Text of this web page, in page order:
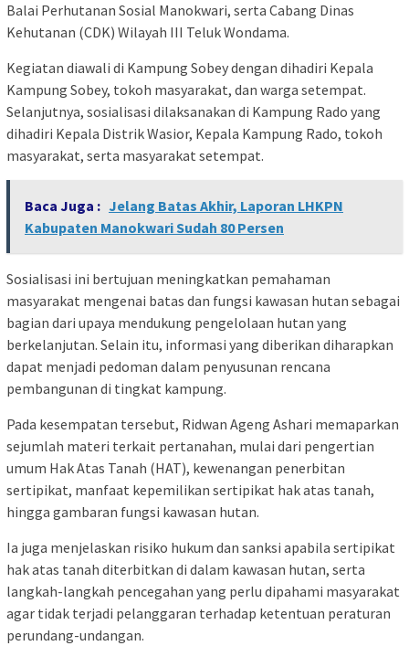
Balai Perhutanan Sosial Manokwari, serta Cabang Dinas
Kehutanan (CDK) Wilayah III Teluk Wondama.
Kegiatan diawali di Kampung Sobey dengan dihadiri Kepala
Kampung Sobey, tokoh masyarakat, dan warga setempat.
Selanjutnya, sosialisasi dilaksanakan di Kampung Rado yang
dihadiri Kepala Distrik Wasior, Kepala Kampung Rado, tokoh
masyarakat, serta masyarakat setempat.
Baca Juga : Jelang Batas Akhir, Laporan LHKPN
Kabupaten Manokwari Sudah 80 Persen
Sosialisasi ini bertujuan meningkatkan pemahaman
masyarakat mengenai batas dan fungsi kawasan hutan sebagai
bagian dari upaya mendukung pengelolaan hutan yang
berkelanjutan. Selain itu, informasi yang diberikan diharapkan
dapat menjadi pedoman dalam penyusunan rencana
pembangunan di tingkat kampung.
Pada kesempatan tersebut, Ridwan Ageng Ashari memaparkan
sejumlah materi terkait pertanahan, mulai dari pengertian
umum Hak Atas Tanah (HAT), kewenangan penerbitan
sertipikat, manfaat kepemilikan sertipikat hak atas tanah,
hingga gambaran fungsi kawasan hutan.
Ia juga menjelaskan risiko hukum dan sanksi apabila sertipikat
hak atas tanah diterbitkan di dalam kawasan hutan, serta
langkah-langkah pencegahan yang perlu dipahami masyarakat
agar tidak terjadi pelanggaran terhadap ketentuan peraturan
perundang-undangan.